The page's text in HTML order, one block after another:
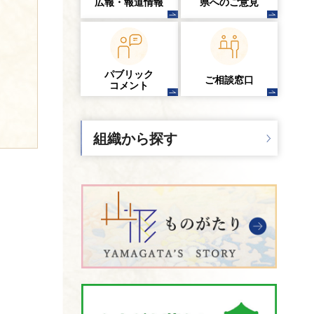
パブリック
コメント
ご相談窓口
組織から探す